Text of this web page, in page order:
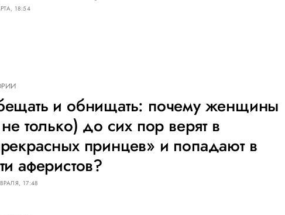
18:54
и обнищать: почему женщины
только) до сих пор верят в
принцев» и попадают в
аферистов?
17:48